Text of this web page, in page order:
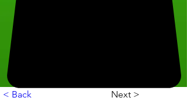
< Back Next >